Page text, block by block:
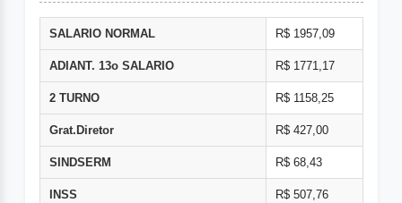
SALARIO NORMAL R$ 1957,09
ADIANT. 13o SALARIO R$ 1771,17
2 TURNO R$ 1158,25
Grat.Diretor R$ 427,00
SINDSERM R$ 68,43
INSS R$ 507,76